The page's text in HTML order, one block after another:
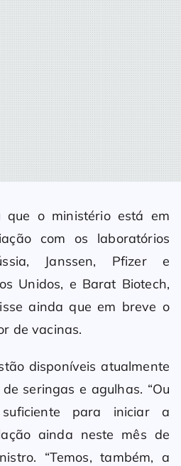
que o ministério está em
com os laboratórios
Janssen, Pfizer e
Unidos, e Barat Biotech,
ainda que em breve o
de vacinas.
disponíveis atualmente
seringas e agulhas. “Ou
para iniciar a
ainda neste mês de
“Temos, também, a